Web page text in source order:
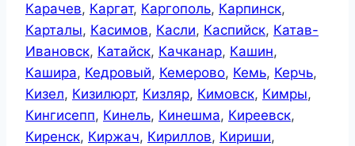
Карачев, Каргат, Каргополь, Карпинск,
Карталы, Касимов, Касли, Каспийск, Катав-
Ивановск, Катайск, Качканар, Кашин,
Кашира, Кедровый, Кемерово, Кемь, Керчь,
Кизел, Кизилюрт, Кизляр, Кимовск, Кимры,
Кингисепп, Кинель, Кинешма, Киреевск,
Киренск, Киржач, Кириллов, Кириши,